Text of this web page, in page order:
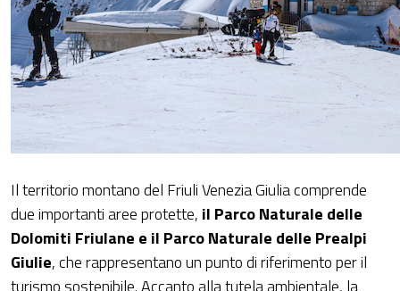
Il territorio montano del Friuli Venezia Giulia comprende
due importanti aree protette, il Parco Naturale delle
Dolomiti Friulane e il Parco Naturale delle Prealpi
Giulie, che rappresentano un punto di riferimento per il
turismo sostenibile. Accanto alla tutela ambientale, la